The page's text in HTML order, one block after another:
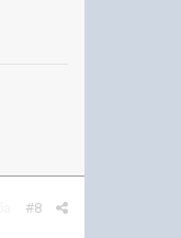
#8